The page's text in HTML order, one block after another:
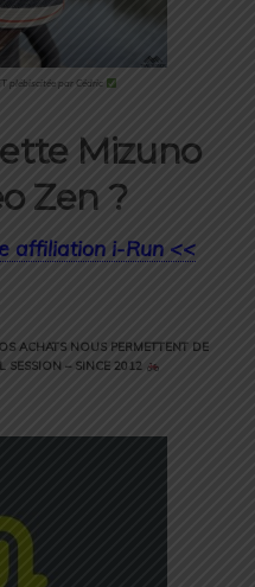
plébiscitée par Cédric
Mizuno
Zen ?
affiliation i-Run <<
ACHATS NOUS PERMETTENT DE
SESSION – SINCE 2012